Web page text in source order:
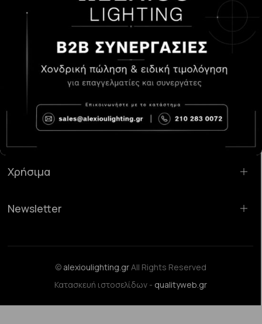
Κατάστημα Χαλάνδρι:Σαρανταπόρου 55, 15232, Χαλάνδρι
sales@alexioulighting.gr
210 283 0072
6983123181
Χρήσιμα
Newsletter
© alexioulighting.grAll Rights Reserved
Κατασκευή ιστοσελίδων - qualityweb.gr